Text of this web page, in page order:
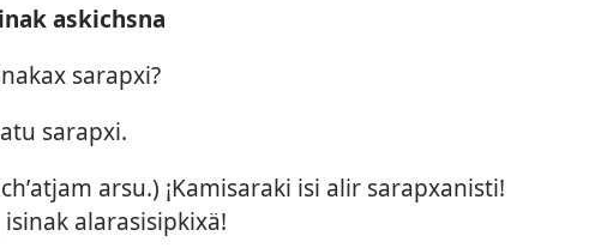
askichsna
sarapxi?
sarapxi.
arsu.) ¡Kamisaraki isi alir sarapxanisti!
isinak alarasisipkixä!